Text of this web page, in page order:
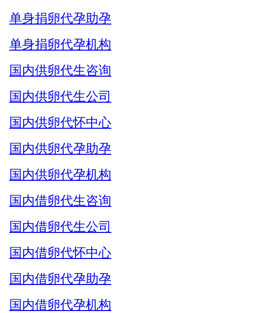
单身捐卵代孕助孕
单身捐卵代孕机构
国内供卵代生咨询
国内供卵代生公司
国内供卵代怀中心
国内供卵代孕助孕
国内供卵代孕机构
国内借卵代生咨询
国内借卵代生公司
国内借卵代怀中心
国内借卵代孕助孕
国内借卵代孕机构